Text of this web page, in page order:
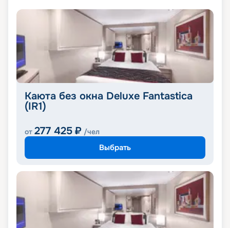
Каюта без окна Deluxe Fantastica
(IR1)
от 277 425 ₽ /чел
Выбрать